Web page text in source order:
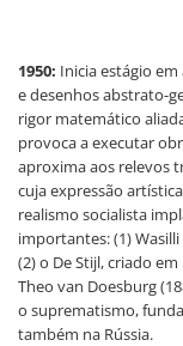
1950: Inicia estágio
e desenhos abstrato-
rigor matemático
provoca a executar
aproxima aos relevos
cuja expressão
realismo socialista
importantes: (1)
(2) o De Stijl, criado
Theo van Doesburg
o suprematismo,
também na Rússia.